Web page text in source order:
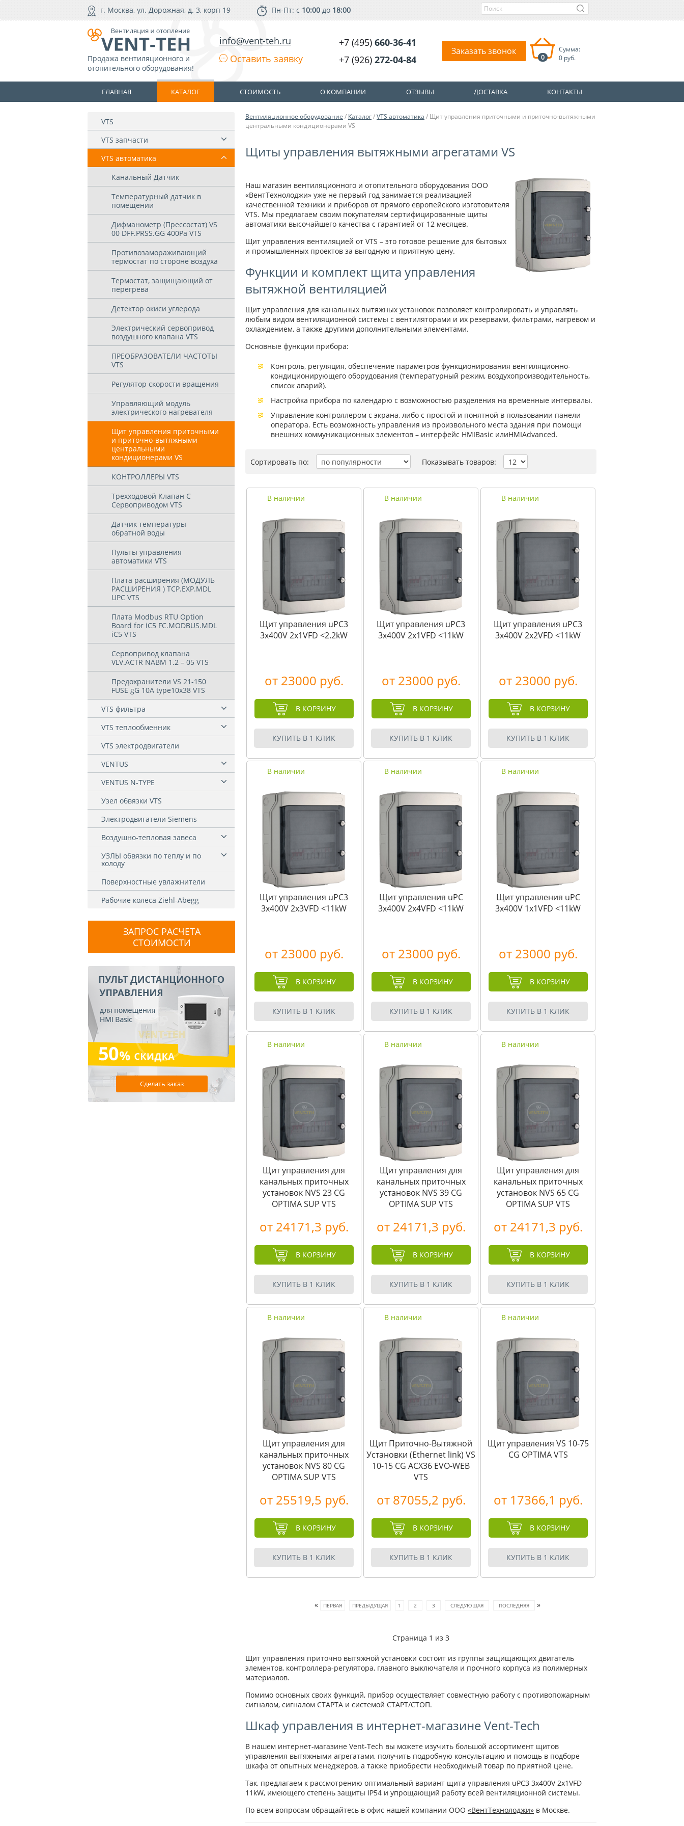
г. Москва, ул. Дорожная, д. 3, корп 19 Пн-Пт: с 10:00 до 18:00
Продажа вентиляционного и
отопительного оборудования!
info@vent-teh.ru
Оставить заявку
+7 (495) 660-36-41
+7 (926) 272-04-84
Заказать звонок
0
Сумма:
0 руб.
ГЛАВНАЯ КАТАЛОГ СТОИМОСТЬ О КОМПАНИИ ОТЗЫВЫ ДОСТАВКА КОНТАКТЫ
VTS
VTS запчасти
VTS автоматика
Канальный Датчик
Температурный датчик в
помещении
Дифманометр (Прессостат) VS
00 DFF.PRSS.GG 400Pa VTS
Противозамораживающий
термостат по стороне воздуха
Термостат, защищающий от
перегрева
Детектор окиси углерода
Электрический сервопривод
воздушного клапана VTS
ПРЕОБРАЗОВАТЕЛИ ЧАСТОТЫ
VTS
Регулятор скорости вращения
Управляющий модуль
электрического нагревателя
Щит управления приточными
и приточно-вытяжными
центральными
кондиционерами VS
КОНТРОЛЛЕРЫ VTS
Трехходовой Клапан С
Сервоприводом VTS
Датчик температуры
обратной воды
Пульты управления
автоматики VTS
Плата расширения (МОДУЛЬ
РАСШИРЕНИЯ ) TCP.EXP.MDL
UPC VTS
Плата Modbus RTU Option
Board for iC5 FC.MODBUS.MDL
iC5 VTS
Cервопривод клапана
VLV.ACTR NABM 1.2 – 05 VTS
Предохранители VS 21-150
FUSE gG 10A type10x38 VTS
VTS фильтра
VTS теплообменник
VTS электродвигатели
VENTUS
VENTUS N-TYPE
Узел обвязки VTS
Электродвигатели Siemens
Воздушно-тепловая завеса
УЗЛЫ обвязки по теплу и по
холоду
Поверхностные увлажнители
Рабочие колеса Ziehl-Abegg
ЗАПРОС РАСЧЕТА
СТОИМОСТИ
Сделать заказ
Вентиляционное оборудование / Каталог/VTS автоматика / Щит управления приточными и приточно-вытяжными
центральными кондиционерами VS
Щиты управления вытяжными агрегатами VS
Наш магазин вентиляционного и отопительного оборудования ООО
«ВентТехнолоджи» уже не первый год занимается реализацией
качественной техники и приборов от прямого европейского изготовителя
VTS. Мы предлагаем своим покупателям сертифицированные щиты
автоматики высочайшего качества с гарантией от 12 месяцев.
Щит управления вентиляцией от VTS – это готовое решение для бытовых
и промышленных проектов за выгодную и приятную цену.
Функции и комплект щита управления
вытяжной вентиляцией
Щит управления для канальных вытяжных установок позволяет контролировать и управлять
любым видом вентиляционной системы с вентиляторами и их резервами, фильтрами, нагревом и
охлаждением, а также другими дополнительными элементами.
Основные функции прибора:
Контроль, регуляция, обеспечение параметров функционирования вентиляционно-
кондиционирующего оборудования (температурный режим, воздухопроизводительность,
список аварий).
Настройка прибора по календарю с возможностью разделения на временные интервалы.
Управление контроллером с экрана, либо с простой и понятной в пользовании панели
оператора. Есть возможность управления из произвольного места здания при помощи
внешних коммуникационных элементов – интерфейс HMIBasic илиHMIAdvanced.
Сортировать по: Показывать товаров:
В наличии
Щит управления uPC3
3x400V 2x1VFD <2.2kW
от 23000 руб.
В КОРЗИНУ
КУПИТЬ В 1 КЛИК
В наличии
Щит управления uPC3
3x400V 2x1VFD <11kW
от 23000 руб.
В КОРЗИНУ
КУПИТЬ В 1 КЛИК
В наличии
Щит управления uPC3
3x400V 2x2VFD <11kW
от 23000 руб.
В КОРЗИНУ
КУПИТЬ В 1 КЛИК
В наличии
Щит управления uPC3
3x400V 2x3VFD <11kW
от 23000 руб.
В КОРЗИНУ
КУПИТЬ В 1 КЛИК
В наличии
Щит управления uPC
3x400V 2x4VFD <11kW
от 23000 руб.
В КОРЗИНУ
КУПИТЬ В 1 КЛИК
В наличии
Щит управления uPC
3x400V 1x1VFD <11kW
от 23000 руб.
В КОРЗИНУ
КУПИТЬ В 1 КЛИК
В наличии
Щит управления для
канальных приточных
установок NVS 23 CG
OPTIMA SUP VTS
от 24171,3 руб.
В КОРЗИНУ
КУПИТЬ В 1 КЛИК
В наличии
Щит управления для
канальных приточных
установок NVS 39 CG
OPTIMA SUP VTS
от 24171,3 руб.
В КОРЗИНУ
КУПИТЬ В 1 КЛИК
В наличии
Щит управления для
канальных приточных
установок NVS 65 CG
OPTIMA SUP VTS
от 24171,3 руб.
В КОРЗИНУ
КУПИТЬ В 1 КЛИК
В наличии
Щит управления для
канальных приточных
установок NVS 80 CG
OPTIMA SUP VTS
от 25519,5 руб.
В КОРЗИНУ
КУПИТЬ В 1 КЛИК
В наличии
Щит Приточно-Вытяжной
Установки (Ethernet link) VS
10-15 CG ACX36 EVO-WEB
VTS
от 87055,2 руб.
В КОРЗИНУ
КУПИТЬ В 1 КЛИК
В наличии
Щит управления VS 10-75
CG OPTIMA VTS
от 17366,1 руб.
В КОРЗИНУ
КУПИТЬ В 1 КЛИК
« ПЕРВАЯ ПРЕДЫДУЩАЯ 1 2 3 СЛЕДУЮЩАЯ ПОСЛЕДНЯЯ »
Страница 1 из 3
Щит управления приточно вытяжной установки состоит из группы защищающих двигатель
элементов, контроллера-регулятора, главного выключателя и прочного корпуса из полимерных
материалов.
Помимо основных своих функций, прибор осуществляет совместную работу с противопожарным
сигналом, сигналом СТАРТА и системой СТАРТ/СТОП.
Шкаф управления в интернет-магазине Vent-Tech
В нашем интернет-магазине Vent-Tech вы можете изучить большой ассортимент щитов
управления вытяжными агрегатами, получить подробную консультацию и помощь в подборе
шкафа от опытных менеджеров, а также приобрести необходимый товар по приятной цене.
Так, предлагаем к рассмотрению оптимальный вариант щита управления uPC3 3х400V 2х1VFD
11kW, имеющего степень защиты IP54 и упрощающий работу всей вентиляционной системы.
По всем вопросам обращайтесь в офис нашей компании ООО «ВентТехнолоджи» в Москве.